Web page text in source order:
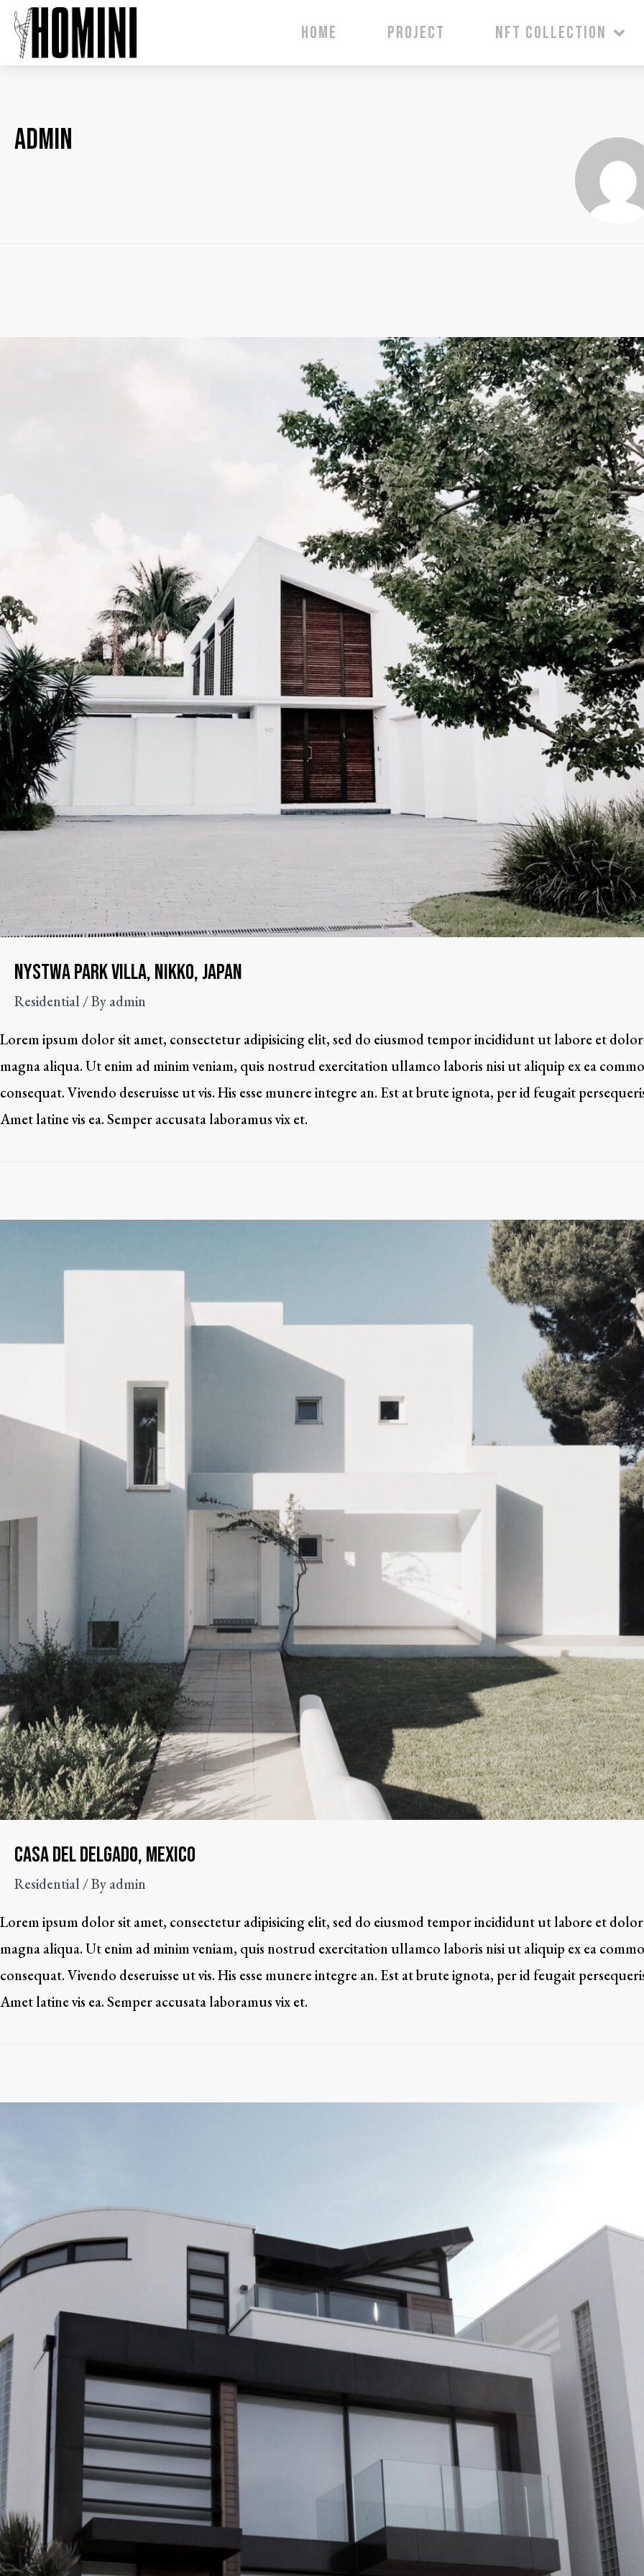
HOME PROJECT NFT COLLECTION
admin
Nystwa Park Villa, Nikko, Japan
Residential/ Byadmin
Lorem ipsum dolor sit amet, consectetur adipisicing elit, sed do eiusmod tempor incididunt ut labore et
magna aliqua. Ut enim ad minim veniam, quis nostrud exercitation ullamco laboris nisi ut aliquip ex ea
consequat. Vivendo deseruisse ut vis. His esse munere integre an. Est at brute ignota, per id feugait
Amet latine vis ea. Semper accusata laboramus vix et.
Casa del Delgado, Mexico
Residential/ Byadmin
Lorem ipsum dolor sit amet, consectetur adipisicing elit, sed do eiusmod tempor incididunt ut labore et
magna aliqua. Ut enim ad minim veniam, quis nostrud exercitation ullamco laboris nisi ut aliquip ex ea
consequat. Vivendo deseruisse ut vis. His esse munere integre an. Est at brute ignota, per id feugait
Amet latine vis ea. Semper accusata laboramus vix et.